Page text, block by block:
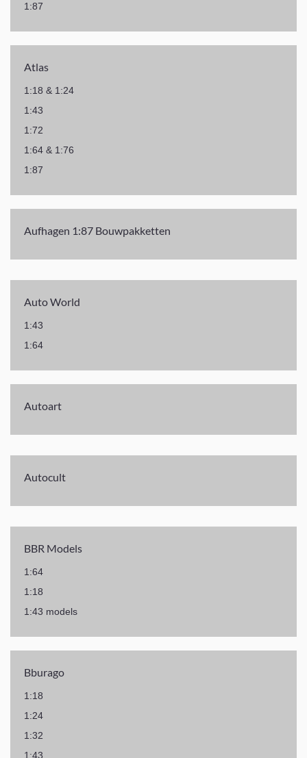
1:87
Atlas
1:18 & 1:24
1:43
1:72
1:64 & 1:76
1:87
Aufhagen 1:87 Bouwpakketten
Auto World
1:43
1:64
Autoart
Autocult
BBR Models
1:64
1:18
1:43 models
Bburago
1:18
1:24
1:32
1:43